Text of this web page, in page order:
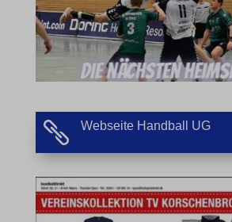
 Webseite Handball UG
et-reloaded-post-*
et-saved-post*
MicrosoftApplicationsTelemetryDeviceId
rand_code_*